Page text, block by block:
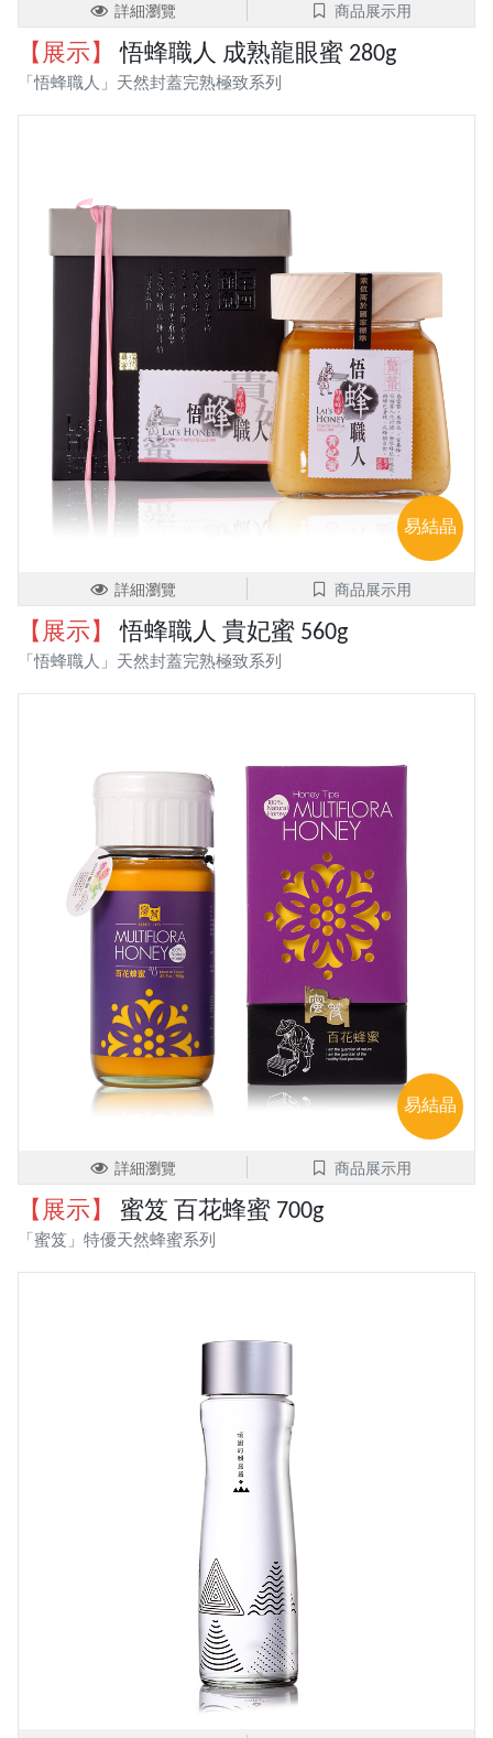
詳細瀏覽 商品展示用
【展示】 悟蜂職人 成熟龍眼蜜 280g
「悟蜂職人」天然封蓋完熟極致系列
易結晶
詳細瀏覽 商品展示用
【展示】 悟蜂職人 貴妃蜜 560g
「悟蜂職人」天然封蓋完熟極致系列
易結晶
詳細瀏覽 商品展示用
【展示】 蜜笈 百花蜂蜜 700g
「蜜笈」特優天然蜂蜜系列